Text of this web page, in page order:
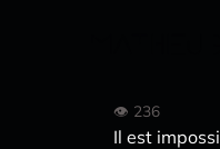
Il est